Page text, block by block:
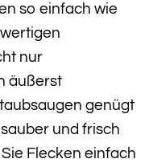
so einfach wie
nur
äußerst
genügt
und frisch
Flecken einfach